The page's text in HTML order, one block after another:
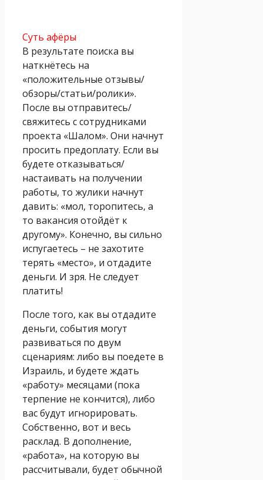
Суть афёры
В результате поиска вы
наткнётесь на
«положительные отзывы/
обзоры/статьи/ролики».
После вы отправитесь/
свяжитесь с сотрудниками
проекта «Шалом». Они начнут
просить предоплату. Если вы
будете отказываться/
настаивать на получении
работы, то жулики начнут
давить: «мол, торопитесь, а
то вакансия отойдёт к
другому». Конечно, вы сильно
испугаетесь – не захотите
терять «место», и отдадите
деньги. И зря. Не следует
платить!
После того, как вы отдадите
деньги, события могут
развиваться по двум
сценариям: либо вы поедете в
Израиль, и будете ждать
«работу» месяцами (пока
терпение не кончится), либо
вас будут игнорировать.
Собственно, вот и весь
расклад. В дополнение,
«работа», на которую вы
рассчитывали, будет обычной